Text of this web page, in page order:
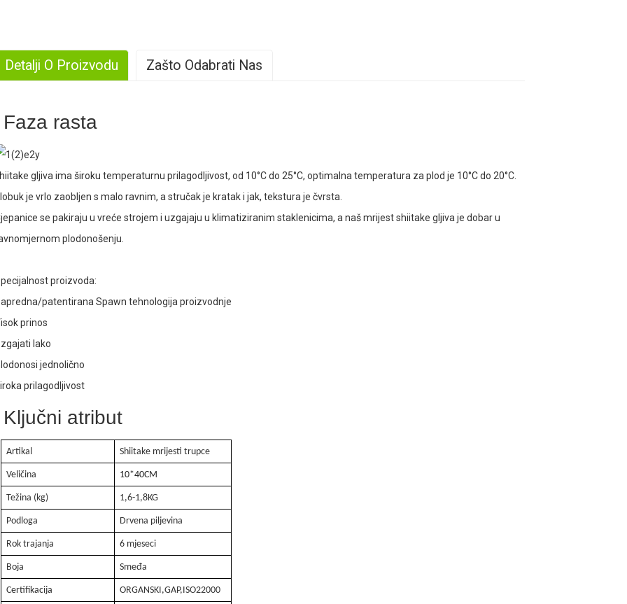
Detalji O Proizvodu Zašto Odabrati Nas
Faza rasta
gljiva ima široku temperaturnu prilagodljivost, od 10°C do 25°C, optimalna temperatura za plod je 10°C do 20°C.
je vrlo zaobljen s malo ravnim, a stručak je kratak i jak, tekstura je čvrsta.
se pakiraju u vreće strojem i uzgajaju u klimatiziranim staklenicima, a naš mrijest shiitake gljiva je dobar u
plodonošenju.
proizvoda:
patentirana Spawn tehnologija proizvodnje
prinos
lako
jednolično
prilagodljivost
Ključni atribut
Artikal Shiitake mrijesti trupce
Veličina 10*40CM
Težina (kg) 1,6-1,8KG
Podloga Drvena piljevina
Rok trajanja 6 mjeseci
Boja Smeđa
Certifikacija ORGANSKI,GAP,ISO22000
Bogato iskustvo
3. Jaka proizvodna sposobnost